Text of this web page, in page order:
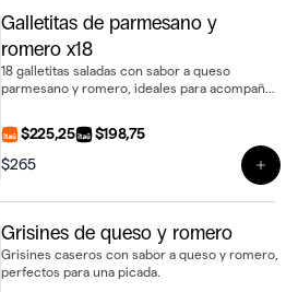
Galletitas de parmesano y
romero x18
18 galletitas saladas con sabor a queso
parmesano y romero, ideales para acompañar
$225,25
$198,75
$265
Grisines de queso y romero
Grisines caseros con sabor a queso y romero,
perfectos para una picada.